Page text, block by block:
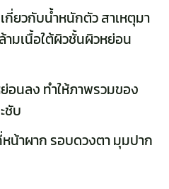
กี่ยวกับน้ำหนักตัว สาเหตุมา
มเนื้อใต้ผิวชั้นผิวหย่อน
อนลง ทำให้ภาพรวมของ
ชับ
หน้าผาก รอบดวงตา มุมปาก